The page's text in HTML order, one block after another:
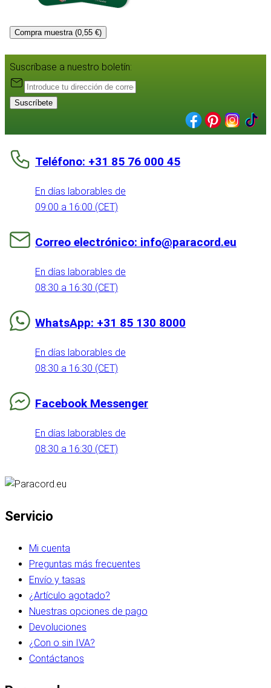
Compra muestra (0,55 €)
Suscríbase a nuestro boletín:
Suscríbete
Teléfono: +31 85 76 000 45
En días laborables de
09:00 a 16:00 (CET)
Correo electrónico: info@paracord.eu
En días laborables de
08:30 a 16:30 (CET)
WhatsApp: +31 85 130 8000
En días laborables de
08:30 a 16:30 (CET)
Facebook Messenger
En días laborables de
08:30 a 16:30 (CET)
Servicio
Mi cuenta
Preguntas más frecuentes
Envío y tasas
¿Artículo agotado?
Nuestras opciones de pago
Devoluciones
¿Con o sin IVA?
Contáctanos